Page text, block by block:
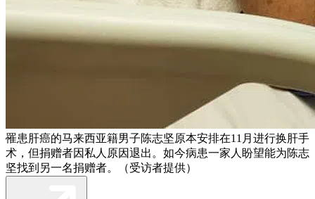
罹患肝癌的马来西亚籍男子陈志坚原本安排在11月进行换肝手
术，但捐赠者因私人原因退出。如今病患一家人盼望能为陈志
坚找到另一名捐赠者。（受访者提供）